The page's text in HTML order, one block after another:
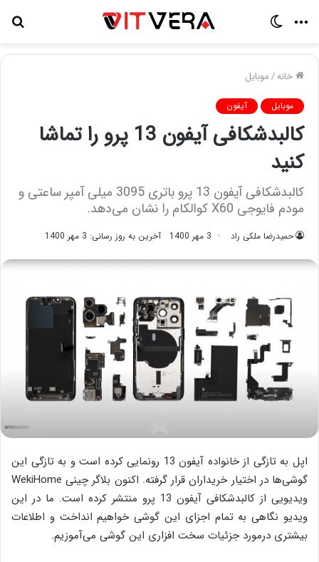
منو
خانه/موبایل
موبایل آیفون
کالبدشکافی آیفون 13 پرو را تماشا
کنید
کالبدشکافی آیفون 13 پرو باتری 3095 میلی آمپر ساعتی و
مودم فایوجی X60 کوالکام را نشان می‌دهد.
حمیدرضا ملکی راد 3 مهر 1400 آخرین به روز رسانی: 3 مهر 1400
اپل به تازگی از خانواده آیفون 13 رونمایی کرده است و به تازگی این
گوشی‌ها در اختیار خریداران قرار گرفته. اکنون بلاگر چینی WekiHome
ویدیویی از کالبدشکافی آیفون 13 پرو منتشر کرده است. ما در این
ویدیو نگاهی به تمام اجزای این گوشی خواهیم انداخت و اطلاعات
بیشتری درمورد جزئیات سخت افزاری این گوشی می‌آموزیم.